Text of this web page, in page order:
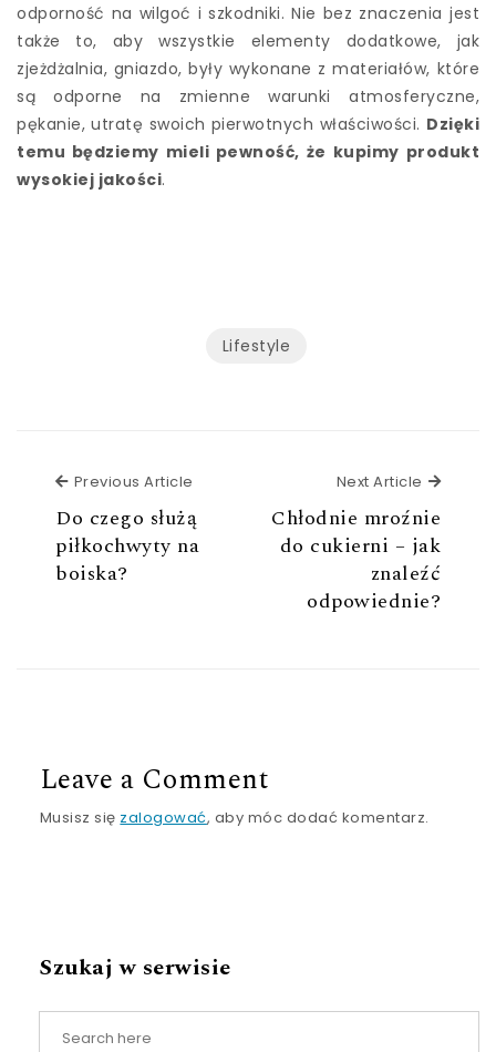
odporność na wilgoć i szkodniki. Nie bez znaczenia jest
także to, aby wszystkie elementy dodatkowe, jak
zjeżdżalnia, gniazdo, były wykonane z materiałów, które
są odporne na zmienne warunki atmosferyczne,
pękanie, utratę swoich pierwotnych właściwości. Dzięki
temu będziemy mieli pewność, że kupimy produkt
wysokiej jakości.
Lifestyle
Previous Article
Do czego służą
piłkochwyty na
boiska?
Next Article Next
Chłodnie mroźnie
do cukierni – jak
znaleźć
odpowiednie?
Leave a Comment
Musisz się zalogować, aby móc dodać komentarz.
Szukaj w serwisie